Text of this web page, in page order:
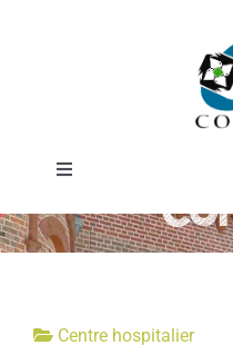
Toggle
Mairie
Centre hospitalier